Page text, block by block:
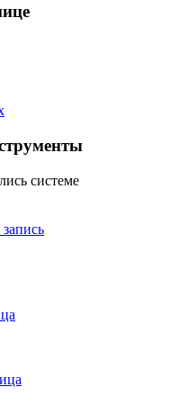
системе